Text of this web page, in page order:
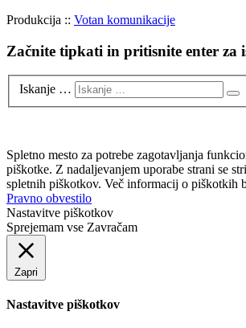
Produkcija :: Votan komunikacije
Začnite tipkati in pritisnite enter za
Iskanje …
Spletno mesto za potrebe zagotavljanja
piškotke. Z nadaljevanjem uporabe strani se
spletnih piškotkov. Več informacij o piškotkih
Pravno obvestilo
Nastavitve piškotkov
Sprejemam vse Zavračam
Zapri
Nastavitve piškotkov